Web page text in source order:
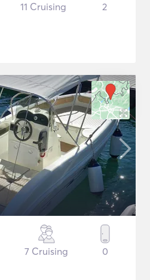
11 Cruising 2
7 Cruising 0